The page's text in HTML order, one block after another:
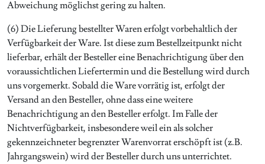
Abweichung möglichst gering zu halten.
(6) Die Lieferung bestellter Waren erfolgt vorbehaltlich der
Verfügbarkeit der Ware. Ist diese zum Bestellzeitpunkt nicht
lieferbar, erhält der Besteller eine Benachrichtigung über den
voraussichtlichen Liefertermin und die Bestellung wird durch
uns vorgemerkt. Sobald die Ware vorrätig ist, erfolgt der
Versand an den Besteller, ohne dass eine weitere
Benachrichtigung an den Besteller erfolgt. Im Falle der
Nichtverfügbarkeit, insbesondere weil ein als solcher
gekennzeichneter begrenzter Warenvorrat erschöpft ist (z.B.
Jahrgangswein) wird der Besteller durch uns unterrichtet.